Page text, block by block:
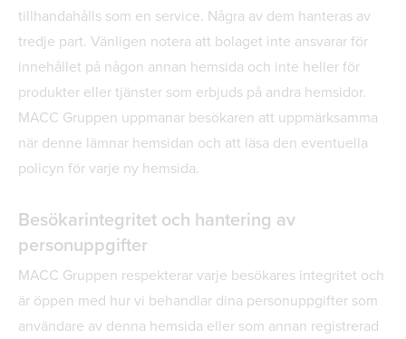
tillhandahålls som en service. Några av dem hanteras av
tredje part. Vänligen notera att bolaget inte ansvarar för
innehållet på någon annan hemsida och inte heller för
produkter eller tjänster som erbjuds på andra hemsidor.
MACC Gruppen uppmanar besökaren att uppmärksamma
när denne lämnar hemsidan och att läsa den eventuella
policyn för varje ny hemsida.
Besökarintegritet och hantering av
personuppgifter
MACC Gruppen respekterar varje besökares integritet och
är öppen med hur vi behandlar dina personuppgifter som
användare av denna hemsida eller som annan registrerad